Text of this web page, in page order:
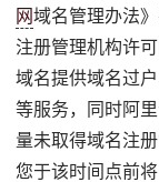
网域名管理办法
注册管理机构许
域名提供域名过
等服务，同时阿
量未取得域名注
您于该时间点前